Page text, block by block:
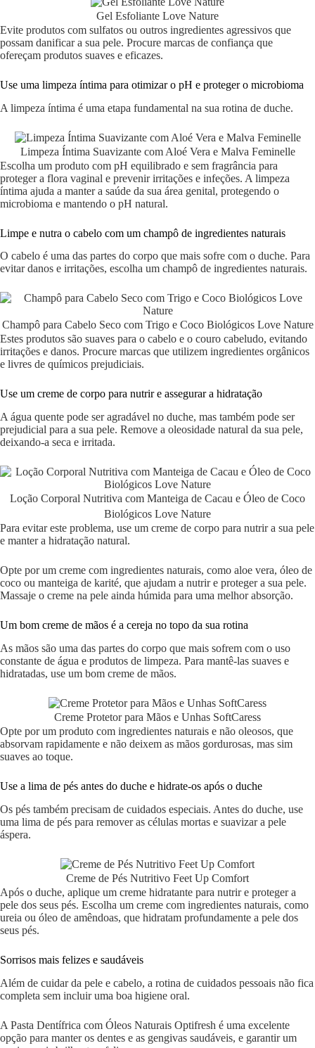
Gel Esfoliante Love Nature
Evite produtos com sulfatos ou outros ingredientes agressivos que
possam danificar a sua pele. Procure marcas de confiança que
ofereçam produtos suaves e eficazes.
Use uma limpeza íntima para otimizar o pH e proteger o microbioma
A limpeza íntima é uma etapa fundamental na sua rotina de duche.
Limpeza Íntima Suavizante com Aloé Vera e Malva Feminelle
Escolha um produto com pH equilibrado e sem fragrância para
proteger a flora vaginal e prevenir irritações e infeções. A limpeza
íntima ajuda a manter a saúde da sua área genital, protegendo o
microbioma e mantendo o pH natural.
Limpe e nutra o cabelo com um champô de ingredientes naturais
O cabelo é uma das partes do corpo que mais sofre com o duche. Para
evitar danos e irritações, escolha um champô de ingredientes naturais.
Champô para Cabelo Seco com Trigo e Coco Biológicos Love Nature
Estes produtos são suaves para o cabelo e o couro cabeludo, evitando
irritações e danos. Procure marcas que utilizem ingredientes orgânicos
e livres de químicos prejudiciais.
Use um creme de corpo para nutrir e assegurar a hidratação
A água quente pode ser agradável no duche, mas também pode ser
prejudicial para a sua pele. Remove a oleosidade natural da sua pele,
deixando-a seca e irritada.
Loção Corporal Nutritiva com Manteiga de Cacau e Óleo de Coco
Biológicos Love Nature
Para evitar este problema, use um creme de corpo para nutrir a sua pele
e manter a hidratação natural.
Opte por um creme com ingredientes naturais, como aloe vera, óleo de
coco ou manteiga de karité, que ajudam a nutrir e proteger a sua pele.
Massaje o creme na pele ainda húmida para uma melhor absorção.
Um bom creme de mãos é a cereja no topo da sua rotina
As mãos são uma das partes do corpo que mais sofrem com o uso
constante de água e produtos de limpeza. Para mantê-las suaves e
hidratadas, use um bom creme de mãos.
Creme Protetor para Mãos e Unhas SoftCaress
Opte por um produto com ingredientes naturais e não oleosos, que
absorvam rapidamente e não deixem as mãos gordurosas, mas sim
suaves ao toque.
Use a lima de pés antes do duche e hidrate-os após o duche
Os pés também precisam de cuidados especiais. Antes do duche, use
uma lima de pés para remover as células mortas e suavizar a pele
áspera.
Creme de Pés Nutritivo Feet Up Comfort
Após o duche, aplique um creme hidratante para nutrir e proteger a
pele dos seus pés. Escolha um creme com ingredientes naturais, como
ureia ou óleo de amêndoas, que hidratam profundamente a pele dos
seus pés.
Sorrisos mais felizes e saudáveis
Além de cuidar da pele e cabelo, a rotina de cuidados pessoais não fica
completa sem incluir uma boa higiene oral.
A Pasta Dentífrica com Óleos Naturais Optifresh é uma excelente
opção para manter os dentes e as gengivas saudáveis, e garantir um